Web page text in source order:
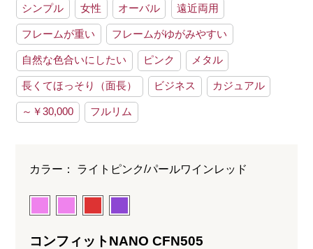
シンプル 女性 オーバル 遠近両用
フレームが重い フレームがゆがみやすい
自然な色合いにしたい ピンク メタル
長くてほっそり（面長） ビジネス カジュアル
～￥30,000 フルリム
カラー： ライトピンク/パールワインレッド
コンフィットNANO CFN505